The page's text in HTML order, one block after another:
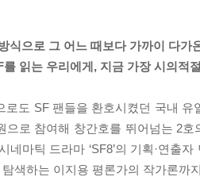
식으로 그 어느 때보다 가까이 다가
를 읽는 우리에게, 지금 가장 시의적
로도 SF 팬들을 환호시켰던 국내
으로 참여해 창간호를 뛰어넘는 2
네마틱 드라마 ‘SF8’의 기획·연출
탐색하는 이지용 평론가의 작가론